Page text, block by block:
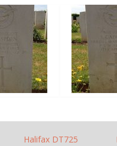
Halifax DT725